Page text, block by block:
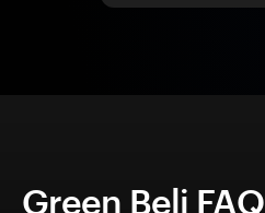
Green Beli FAQ